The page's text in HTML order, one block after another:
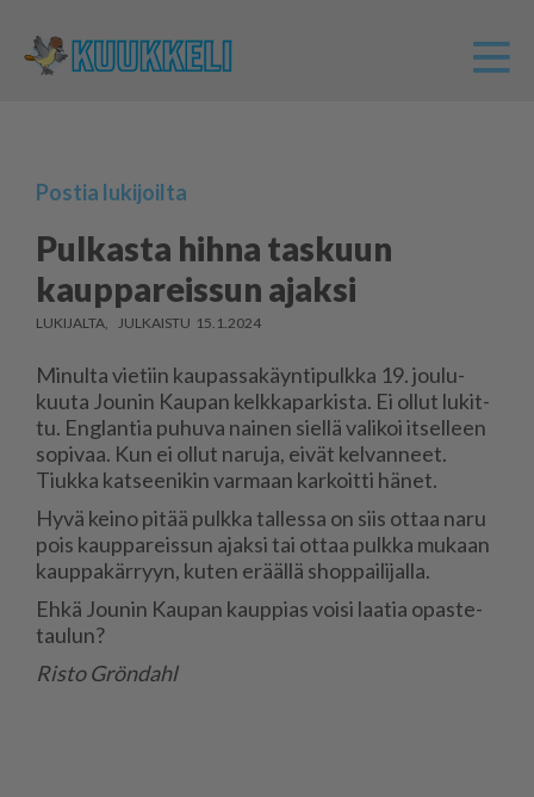
Postia lukijoilta
Pulkasta hihna taskuun
kauppareissun ajaksi
LUKIJALTA 15.1.2024
Mi­nul­ta vie­tiin kau­pas­sa­käyn­ti­pulk­ka 19. jou­lu­
kuu­ta Jou­nin Kau­pan kelk­ka­par­kis­ta. Ei ol­lut lu­kit­
tu. Eng­lan­tia pu­hu­va nai­nen siel­lä va­li­koi it­sel­leen
so­pi­vaa. Kun ei ol­lut na­ru­ja, ei­vät kel­van­neet.
Tiuk­ka kat­see­ni­kin var­maan kar­koit­ti hä­net.
Hyvä kei­no pi­tää pulk­ka tal­les­sa on siis ot­taa naru
pois kaup­pa­reis­sun ajak­si tai ot­taa pulk­ka mu­kaan
kaup­pa­kär­ryyn, ku­ten erääl­lä shop­pai­li­jal­la.
Eh­kä Jou­nin Kau­pan kaup­pi­as voi­si laa­tia opas­te­
tau­lun?
Ris­to Grön­dahl